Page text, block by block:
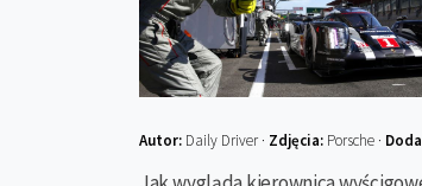
Autor: Daily Driver · Zdjęcia: Porsche ·